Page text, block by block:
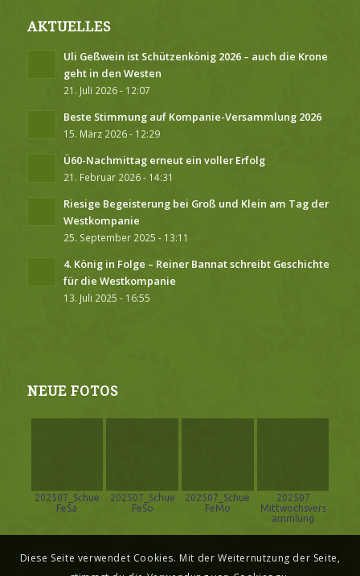
AKTUELLES
Uli Geßwein ist Schützenkönig 2026 – auch die Krone
geht in den Westen
21. Juli 2026 - 12:07
Beste Stimmung auf Kompanie-Versammlung 2026
15. März 2026 - 12:29
Ü60-Nachmittag erneut ein voller Erfolg
21. Februar 2026 - 14:31
Riesige Begeisterung bei Groß und Klein am Tag der
Westkompanie
25. September 2025 - 13:11
4. König in Folge – Reiner Bannat schreibt Geschichte
für die Westkompanie
13. Juli 2025 - 16:55
NEUE FOTOS
202507_Schue
FeSa
202507_Schue
FeSo
202507_Schue
FeMo
202507
Mittwochsvers
ammlung
Diese Seite verwendet Cookies. Mit der Weiternutzung der Seite,